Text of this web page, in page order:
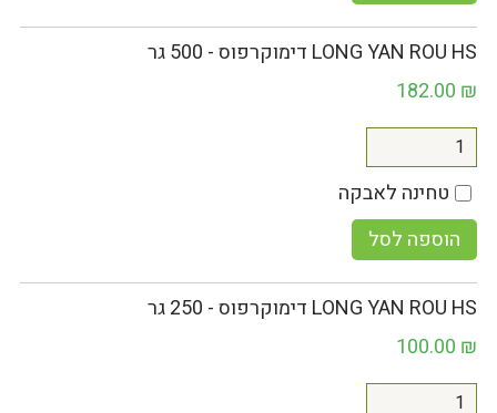
LONG YAN ROU HS דימוקרפוס - 500 גר
182.00 ₪
טחינה לאבקה
הוספה לסל
LONG YAN ROU HS דימוקרפוס - 250 גר
100.00 ₪